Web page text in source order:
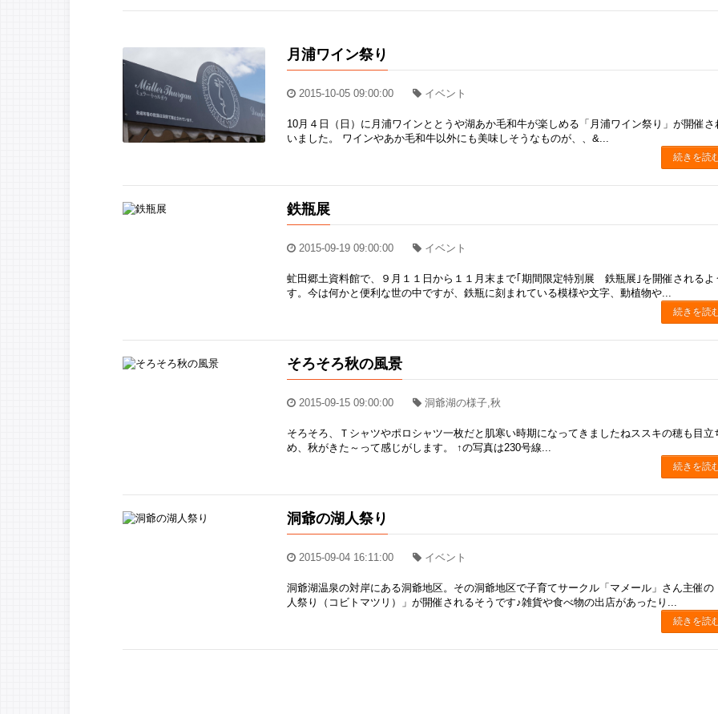
月浦ワイン祭り
2015-10-05 09:00:00 イベント
10月４日（日）に月浦ワインととうや湖あか毛和牛が楽しめる「月浦ワイン祭り」が開催さ
いました。 ワインやあか毛和牛以外にも美味しそうなものが、、&...
続きを読
鉄瓶展
2015-09-19 09:00:00 イベント
虻田郷土資料館で、９月１１日から１１月末まで｢期間限定特別展 鉄瓶展｣を開催されるよ
す。今は何かと便利な世の中ですが、鉄瓶に刻まれている模様や文字、動植物や...
続きを読
そろそろ秋の風景
2015-09-15 09:00:00 洞爺湖の様子,秋
そろそろ、Ｔシャツやポロシャツ一枚だと肌寒い時期になってきましたねススキの穂も目立
め、秋がきた～って感じがします。 ↑の写真は230号線...
続きを読
洞爺の湖人祭り
2015-09-04 16:11:00 イベント
洞爺湖温泉の対岸にある洞爺地区。その洞爺地区で子育てサークル「マメール」さん主催の
人祭り（コビトマツリ）」が開催されるそうです♪雑貨や食べ物の出店があったり...
続きを読